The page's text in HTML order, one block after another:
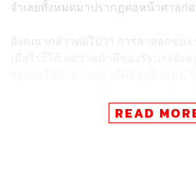
จำเลยทั้งหมดมาปรากฏต่อหน้าศาลก่
อังคณากล่าวต่อไปว่า การลาออกของ
หลายประเทศ หรือการออกหมายแดง
อาชญากรรมระหว่างประเทศ หรือ
READ